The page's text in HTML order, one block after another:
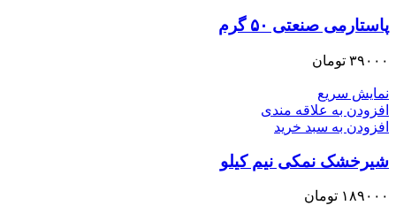
پاستارمی صنعتی ۵۰ گرم
۳۹۰۰۰ تومان
نمایش سریع
افزودن به علاقه مندی
افزودن به سبد خرید
شیرخشک نمکی نیم کیلو
۱۸۹۰۰۰ تومان